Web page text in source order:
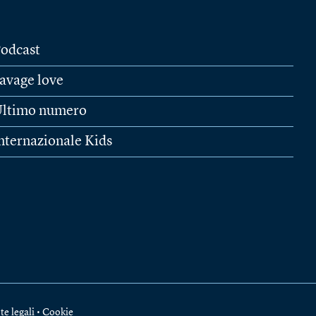
love
numero
Kids
legali • Cookie